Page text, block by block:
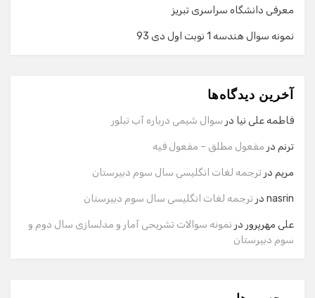
معرفی دانشگاه سراسری تبریز
نمونه سوال هندسه 1 نوبت اول دی 93
آخرین دیدگاه‌ها
فاطمه علی نیا در سوال شیمی درباره آب تبلور
ترنم در مفعول مطلق – مفعول فیه
مریم در ترجمه لغات انگلیسی سال سوم دبیرستان
nasrin در ترجمه لغات انگلیسی سال سوم دبیرستان
علی مهرپرور در نمونه سوالات تشریحی آمار و مدلسازی سال دوم و
سوم دبیرستان
گفت‌وگو با دستیار هوشمند
سلام! برای شروع گفت‌وگو لطفاً شماره تماس یا ایمیل خود را
وارد کنید.
ایمیل